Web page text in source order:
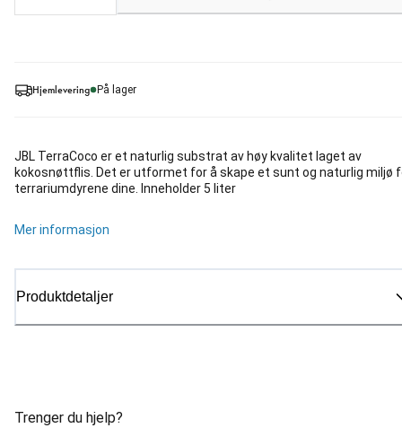
Hjemlevering På lager
JBL TerraCoco er et naturlig substrat av høy kvalitet laget av
kokosnøttflis. Det er utformet for å skape et sunt og naturlig miljø
terrariumdyrene dine. Inneholder 5 liter
Mer informasjon
Produktdetaljer
Trenger du hjelp?